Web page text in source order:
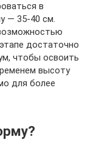
в
— 35-40 см.
достаточно
чтобы освоить
высоту
для более